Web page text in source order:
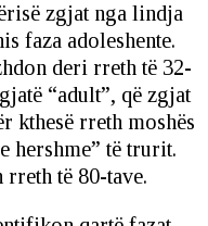
zgjat nga lindja
faza adoleshente.
deri rreth të 32-
“adult”, që zgjat
kthesë rreth moshës
hershme” të trurit.
të 80-tave.